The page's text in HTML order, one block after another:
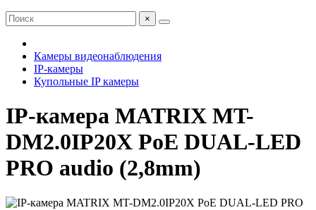
×
Камеры видеонаблюдения
IP-камеры
Купольные IP камеры
IP-камера MATRIX MT-
DM2.0IP20X PoE DUAL-LED
PRO audio (2,8mm)